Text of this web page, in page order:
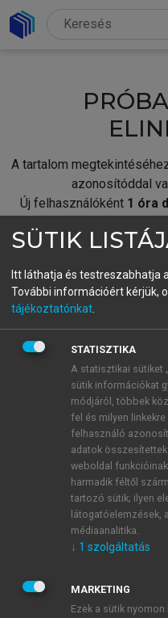
A tartalom
azonosítóddal
Új felhasználóként 1 óra
fiókoddal,vagy
A regisztráció után a
BELÉPÉS SAJÁT
ÚJ FIÓK
1 óra díjmentes
E-MAIL-CÍM
JELSZÓ
SÜTIK
Itt láthatja és testreszabhatja
További információért kérjük,
tájékoztatónkat
STATISZTIKA
A statisztikai sütiket
sütik információkat
módjáról, többek
fel és milyen
felhasználó
adatok
weboldal
harmadik féltől
tartozó sütik; ilyen
látogatóelemzések,
médiaanalitika.
↓ 1 szolgáltatás
MARKETING
Ezek a sütik